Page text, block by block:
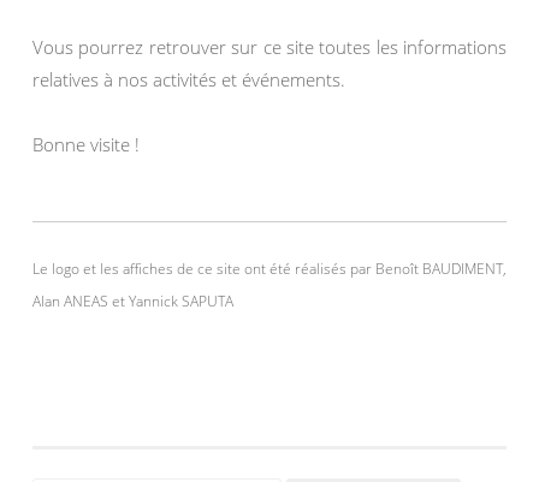
Vous pourrez retrouver sur ce site toutes les informations
relatives à nos activités et événements.
Bonne visite !
Le logo et les affiches de ce site ont été réalisés par Benoît BAUDIMENT,
Alan ANEAS et Yannick SAPUTA